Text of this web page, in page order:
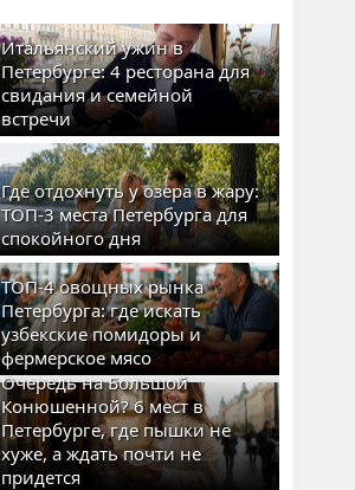
Итальянский ужин в
Петербурге: 4 ресторана для
свидания и семейной
встречи
Где отдохнуть у озера в жару:
ТОП-3 места Петербурга для
спокойного дня
ТОП-4 овощных рынка
Петербурга: где искать
узбекские помидоры и
фермерское мясо
Очередь на Большой
Конюшенной? 6 мест в
Петербурге, где пышки не
хуже, а ждать почти не
придется